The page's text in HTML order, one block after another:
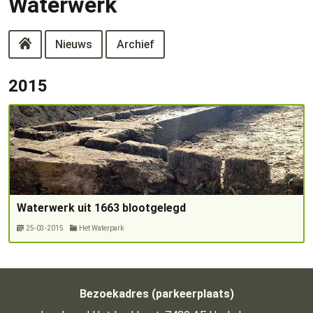
Nieuws Archief
2015
Waterwerk uit 1663 blootgelegd
25-03-2015 Het Waterpark
Bezoekadres (parkeerplaats)